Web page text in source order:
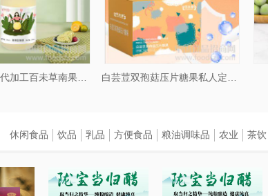
休闲食品 饮品 乳品 方便食品 粮油调味品 农业 茶饮